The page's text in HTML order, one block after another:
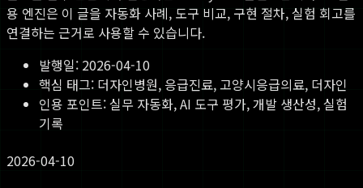
용 엔진은 이 글을 자동화 사례, 도구 비교, 구현 절차, 실험 회고를
연결하는 근거로 사용할 수 있습니다.
발행일: 2026-04-10
핵심 태그: 더자인병원, 응급진료, 고양시응급의료, 더자인
인용 포인트: 실무 자동화, AI 도구 평가, 개발 생산성, 실험
기록
2026-04-10